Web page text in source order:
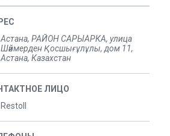
Астана, РАЙОН САРЫАРКА, улица
Шәймерден Қосшығұлұлы, дом 11,
Астана, Казахстан
Restoll